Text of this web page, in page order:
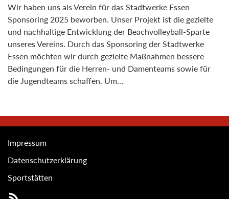
Wir haben uns als Verein für das Stadtwerke Essen
Sponsoring 2025 beworben. Unser Projekt ist die gezielte
und nachhaltige Entwicklung der Beachvolleyball-Sparte
unseres Vereins. Durch das Sponsoring der Stadtwerke
Essen möchten wir durch gezielte Maßnahmen bessere
Bedingungen für die Herren- und Damenteams sowie für
die Jugendteams schaffen. Um…
Impressum
Datenschutzerklärung
Sportstätten